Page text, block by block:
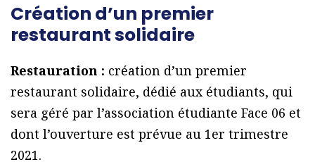
Création d’un premier
restaurant solidaire
Restauration : création d’un premier
restaurant solidaire, dédié aux étudiants, qui
sera géré par l’association étudiante Face 06 et
dont l’ouverture est prévue au 1er trimestre
2021.